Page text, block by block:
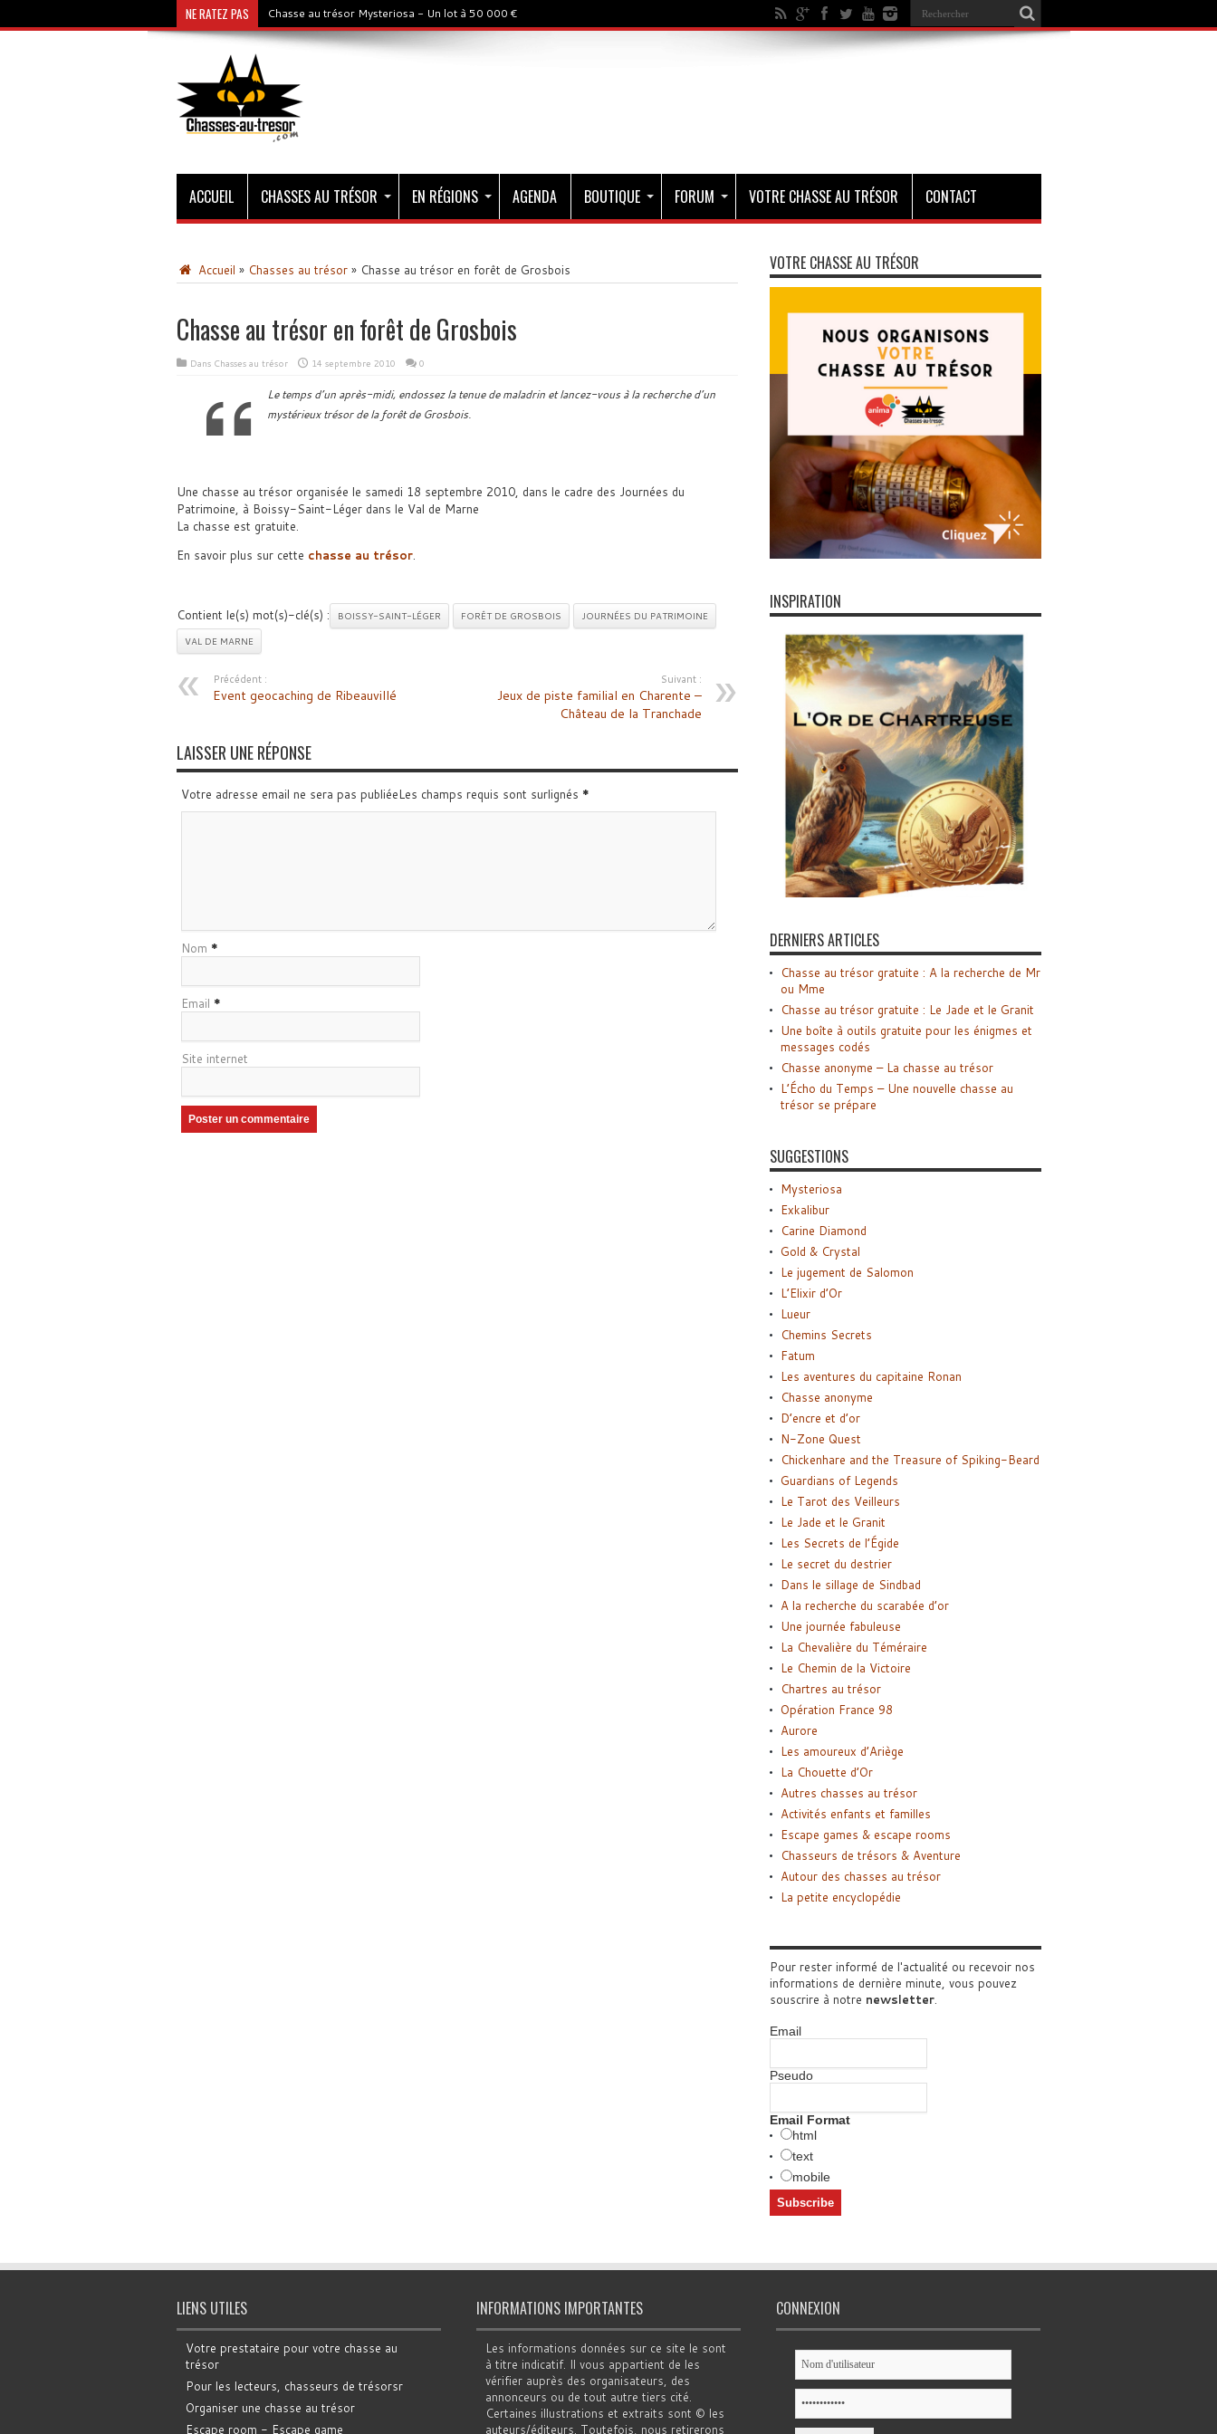
NE RATEZ PAS Chasse au trésor Mysteriosa - Un lot à 50 000 €
ACCUEIL CHASSES AU TRÉSOR EN RÉGIONS AGENDA BOUTIQUE FORUM VOTRE CHASSE AU TRÉSOR CONTACT
Accueil » Chasses au trésor » Chasse au trésor en forêt de Grosbois
Chasse au trésor en forêt de Grosbois
Dans Chasses au trésor 14 septembre 2010 0
Le temps d’un après-midi, endossez la tenue de maladrin et lancez-vous à la recherche d’un
mystérieux trésor de la forêt de Grosbois.
Une chasse au trésor organisée le samedi 18 septembre 2010, dans le cadre des Journées du
Patrimoine, à Boissy-Saint-Léger dans le Val de Marne
La chasse est gratuite.
En savoir plus sur cette chasse au trésor.
Contient le(s) mot(s)-clé(s) : BOISSY-SAINT-LÉGER FORÊT DE GROSBOIS
JOURNÉES DU PATRIMOINE
VAL DE MARNE
Précédent :
Event geocaching de Ribeauvillé
Suivant :
Jeux de piste familial en Charente –
Château de la Tranchade
LAISSER UNE RÉPONSE
Votre adresse email ne sera pas publiéeLes champs requis sont surlignés *
Nom *
Email *
Site internet
VOTRE CHASSE AU TRÉSOR
INSPIRATION
DERNIERS ARTICLES
Chasse au trésor gratuite : A la recherche de Mr
ou Mme
Chasse au trésor gratuite : Le Jade et le Granit
Une boîte à outils gratuite pour les énigmes et
messages codés
Chasse anonyme – La chasse au trésor
L’Écho du Temps – Une nouvelle chasse au
trésor se prépare
SUGGESTIONS
Mysteriosa
Exkalibur
Carine Diamond
Gold & Crystal
Le jugement de Salomon
L’Elixir d’Or
Lueur
Chemins Secrets
Fatum
Les aventures du capitaine Ronan
Chasse anonyme
D’encre et d’or
N-Zone Quest
Chickenhare and the Treasure of Spiking-Beard
Guardians of Legends
Le Tarot des Veilleurs
Le Jade et le Granit
Les Secrets de l’Égide
Le secret du destrier
Dans le sillage de Sindbad
A la recherche du scarabée d’or
Une journée fabuleuse
La Chevalière du Téméraire
Le Chemin de la Victoire
Chartres au trésor
Opération France 98
Aurore
Les amoureux d’Ariège
La Chouette d’Or
Autres chasses au trésor
Activités enfants et familles
Escape games & escape rooms
Chasseurs de trésors & Aventure
Autour des chasses au trésor
La petite encyclopédie
Pour rester informé de l'actualité ou recevoir nos
informations de dernière minute, vous pouvez
souscrire à notre newsletter.
Email
Pseudo
Email Format
html
text
mobile
LIENS UTILES
Votre prestataire pour votre chasse au
trésor
Pour les lecteurs, chasseurs de trésorsr
Organiser une chasse au trésor
Escape room - Escape game
INFORMATIONS IMPORTANTES
Les informations données sur ce site le sont
à titre indicatif. Il vous appartient de les
vérifier auprès des organisateurs, des
annonceurs ou de tout autre tiers cité.
Certaines illustrations et extraits sont © les
auteurs/éditeurs. Toutefois, nous retirerons
CONNEXION